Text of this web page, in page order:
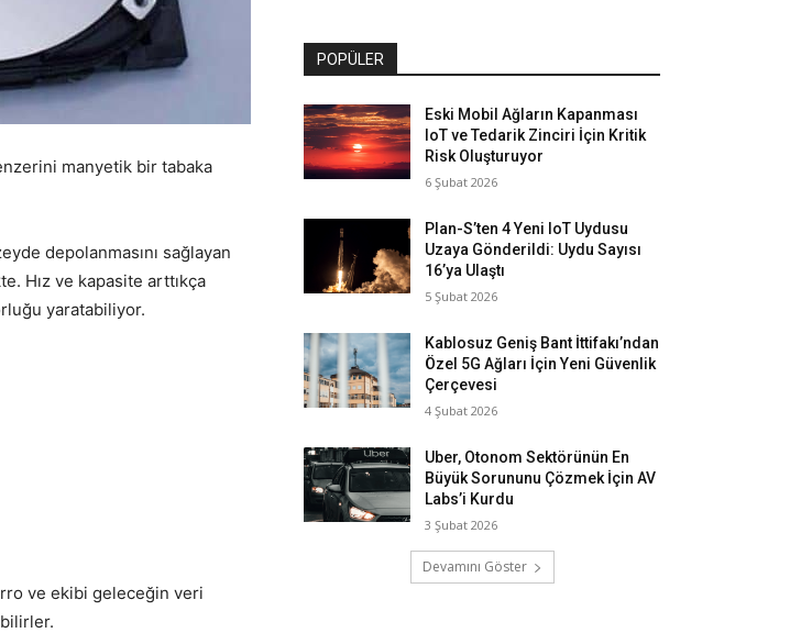
manyetik bir tabaka
depolanmasını sağlayan
Hız ve kapasite arttıkça
yaratabiliyor.
ve ekibi geleceğin veri
POPÜLER
Eski Mobil Ağların Kapanması
IoT ve Tedarik Zinciri İçin Kritik
Risk Oluşturuyor
6 Şubat 2026
Plan-S’ten 4 Yeni IoT Uydusu
Uzaya Gönderildi: Uydu Sayısı
16’ya Ulaştı
5 Şubat 2026
Kablosuz Geniş Bant İttifakı’ndan
Özel 5G Ağları İçin Yeni Güvenlik
Çerçevesi
4 Şubat 2026
Uber, Otonom Sektörünün En
Büyük Sorununu Çözmek İçin AV
Labs’i Kurdu
3 Şubat 2026
Devamını Göster